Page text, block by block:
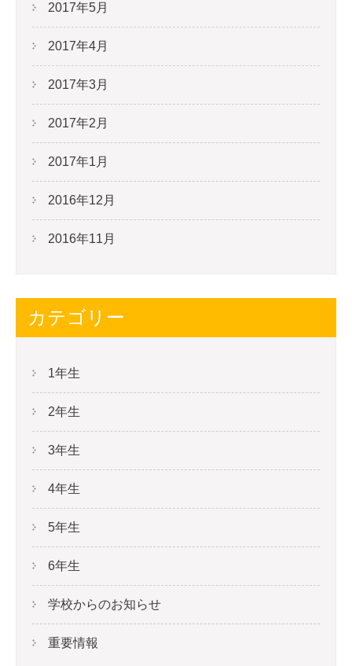
2017年5月
2017年4月
2017年3月
2017年2月
2017年1月
2016年12月
2016年11月
カテゴリー
1年生
2年生
3年生
4年生
5年生
6年生
学校からのお知らせ
重要情報